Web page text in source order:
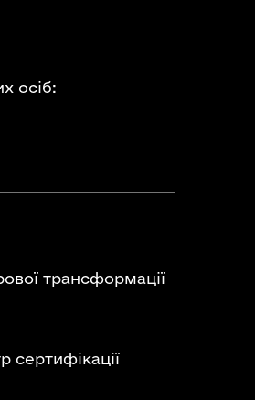
осіб:
трансформації
сертифікації